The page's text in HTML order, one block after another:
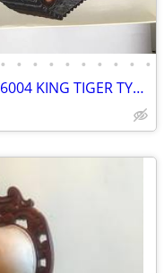
• • • • • • • • • •
TAMIYA 1/16 REMOTE CONTROL 56004 KING TIGER TYPE VI GERMAN TANK RADIO